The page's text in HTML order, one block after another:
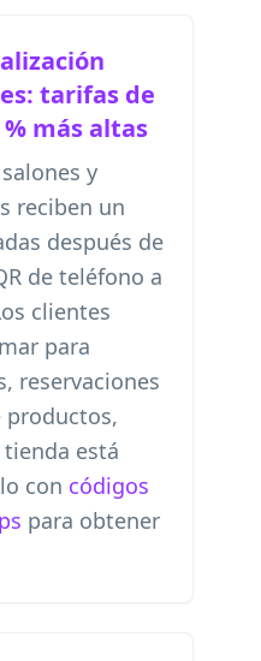
tarifas de
más altas
y
reciben un
después de
de teléfono a
clientes
para
reservaciones
productos,
está
con códigos
para obtener